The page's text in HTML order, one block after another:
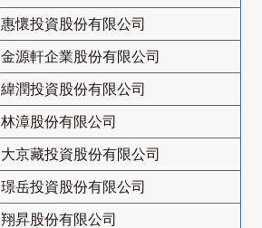
惠懷投資股份有限公司
金源軒企業股份有限公司
緯潤投資股份有限公司
林漳股份有限公司
大京藏投資股份有限公司
璟岳投資股份有限公司
翔昇股份有限公司